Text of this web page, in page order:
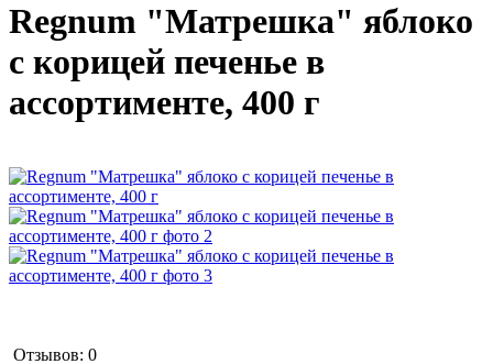
Regnum "Матрешка" яблоко
с корицей печенье в
ассортименте, 400 г
Отзывов: 0